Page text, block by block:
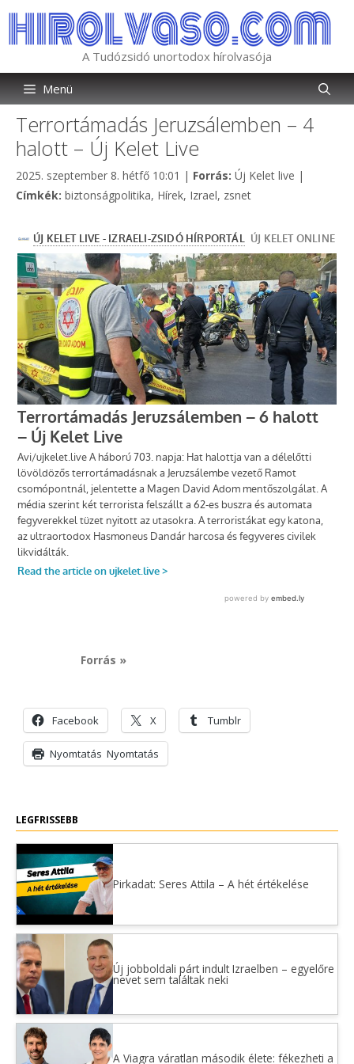
tartalomba
A Tudózsidó unortodox hírolvasója
Menü
Terrortámadás Jeruzsálemben – 4
halott – Új Kelet Live
2025. szeptember 8. hétfő 10:01 | Forrás: Kategória
Új Kelet live |
Címkék: Címkék
biztonságpolitika, Hírek, Izrael, zsnet
Forrás »
Facebook X Tumblr
Nyomtatás Nyomtatás
LEGFRISSEBB
Pirkadat: Seres Attila – A hét értékelése
Új jobboldali párt indult Izraelben – egyelőre
nevet sem találtak neki
A Viagra váratlan második élete: fékezheti a